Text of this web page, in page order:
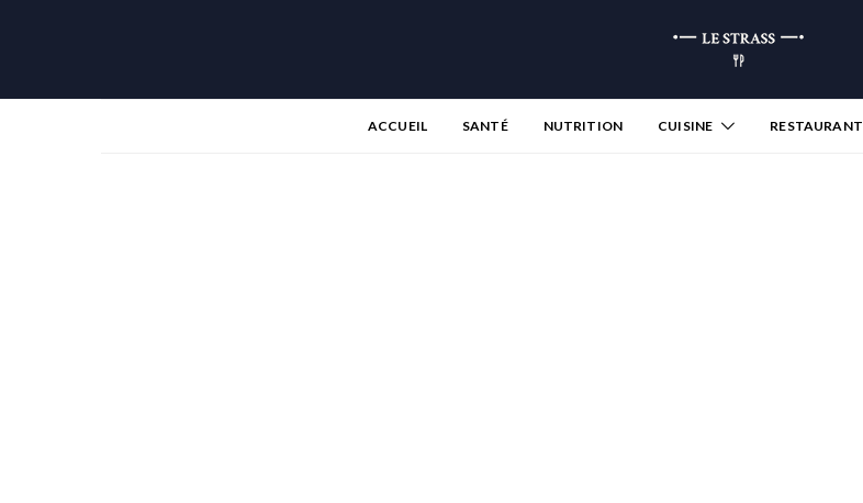
ACCUEIL SANTÉ NUTRITION CUISINE RESTAURANT